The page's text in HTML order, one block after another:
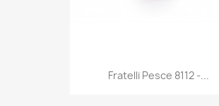
Anteprima
Fratelli Pesce 8112 -...